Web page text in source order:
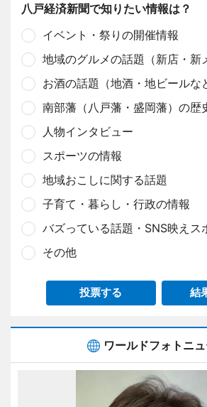
八戸経済新聞で知りたい情報は？
イベント・祭りの開催情報
地域のグルメの話題（新店・新
お酒の話題（地酒・地ビールな
南部藩（八戸藩・盛岡藩）の歴
人物インタビュー
スポーツの情報
地域おこしに関する話題
子育て・暮らし・行政の情報
バズっている話題・SNS映えス
その他
投票する 結
ワールドフォトニ